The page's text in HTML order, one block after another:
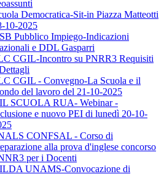
Democratica-Sit-in Piazza Matteotti
10-2025
Pubblico Impiego-Indicazioni
e DDL Gasparri
CGIL-Incontro su PNRR3 Requisiti
CGIL - Convegno-La Scuola e il
del lavoro del 21-10-2025
SCUOLA RUA- Webinar -
e nuovo PEI di lunedì 20-10-
CONFSAL - Corso di
alla prova d'inglese concorso
per i Docenti
UNAMS-Convocazione di